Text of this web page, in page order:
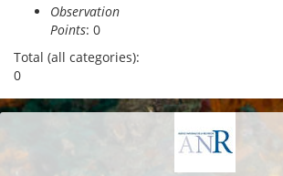
Observation
Points: 0
Total (all categories):
0